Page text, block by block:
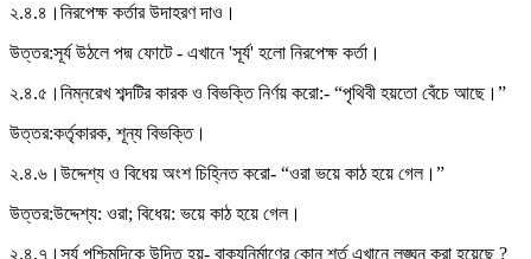
২.৪.৪। নিরপেক্ষ কর্তার উদাহরণ দাও।
উত্তর:সূর্য উঠলে পদ্ম ফোটে - এখানে 'সূর্য' হলো নিরপেক্ষ কর্তা।
২.৪.৫। নিম্নরেখ শব্দটির কারক ও বিভক্তি নির্ণয় করাে:- “পৃথিবী হয়তাে বেঁচে আছে।”
উত্তর:কর্তৃকারক, শূন্য বিভক্তি।
২.৪.৬। উদ্দেশ্য ও বিধেয় অংশ চিহ্নিত করাে- “ওরা ভয়ে কাঠ হয়ে গেল।”
উত্তর:উদ্দেশ্য: ওরা; বিধেয়: ভয়ে কাঠ হয়ে গেল।
২.৪.৭। সূর্য পশ্চিমদিকে উদিত হয়- বাক্যনির্মাণের কোন্ শর্ত এখানে লঙ্ঘন করা হয়েছে ?